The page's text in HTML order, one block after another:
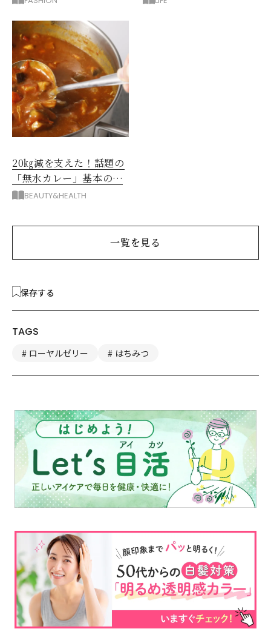
20㎏減を支えた！話題の
「無水カレー」基本の作
り方とおすすめルウ6選
BEAUTY&HEALTH
一覧を見る
保存する
TAGS
ローヤルゼリー はちみつ